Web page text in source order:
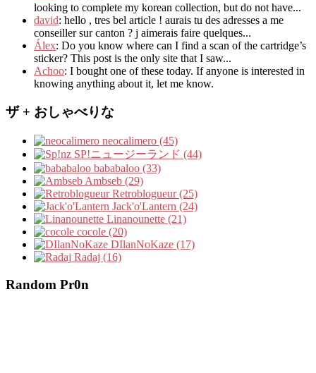
looking to complete my korean collection, but do not have...
david: hello , tres bel article ! aurais tu des adresses a me
conseiller sur canton ? j aimerais faire quelques...
Álex: Do you know where can I find a scan of the cartridge’s
sticker? This post is the only site that I saw...
Achoo: I bought one of these today. If anyone is interested in
knowing anything about it, let me know.
ザ + おしゃべりな
neocalimero (45)
SP!ニュージーランド (44)
bababaloo (33)
Ambseb (29)
Retroblogueur (25)
Jack'o'Lantern (24)
Linanounette (21)
cocole (20)
DIlanNoKaze (17)
Radaj (16)
Random Pr0n